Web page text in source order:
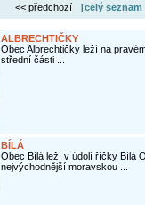
<< předchozí [celý seznam
ALBRECHTIČKY
Obec Albrechtičky leží na
střední části ...
BÍLÁ
Obec Bílá leží v údolí říčky Bílá
nejvýchodnější moravskou ...